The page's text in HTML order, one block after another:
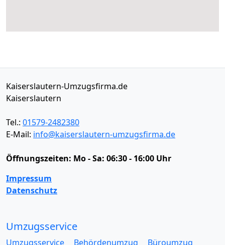
Kaiserslautern-Umzugsfirma.de
Kaiserslautern
Tel.: 01579-2482380
E-Mail: info@kaiserslautern-umzugsfirma.de
Öffnungszeiten: Mo - Sa: 06:30 - 16:00 Uhr
Impressum
Datenschutz
Umzugsservice
Umzugsservice Behördenumzug
Büroumzug